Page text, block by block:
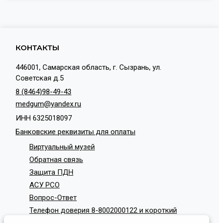
КОНТАКТЫ
446001, Самарская область, г. Сызрань, ул.
Советская д.5
8 (8464)98-49-43
medgum@yandex.ru
ИНН 6325018097
Банковские реквизиты для оплаты
Виртуальный музей
Обратная связь
Защита ПДН
АСУ РСО
Вопрос-Ответ
Телефон доверия 8-8002000122 и короткий